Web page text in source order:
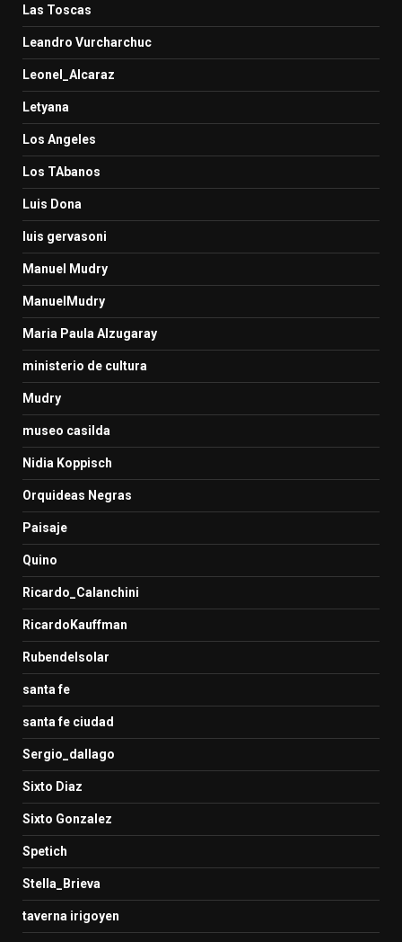
Las Toscas
Leandro Vurcharchuc
Leonel_Alcaraz
Letyana
Los Angeles
Los TAbanos
Luis Dona
luis gervasoni
Manuel Mudry
ManuelMudry
Maria Paula Alzugaray
ministerio de cultura
Mudry
museo casilda
Nidia Koppisch
Orquideas Negras
Paisaje
Quino
Ricardo_Calanchini
RicardoKauffman
Rubendelsolar
santa fe
santa fe ciudad
Sergio_dallago
Sixto Diaz
Sixto Gonzalez
Spetich
Stella_Brieva
taverna irigoyen